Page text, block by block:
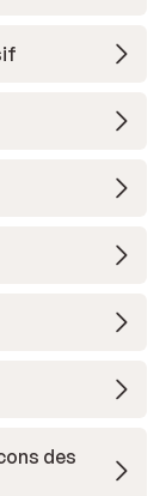
des